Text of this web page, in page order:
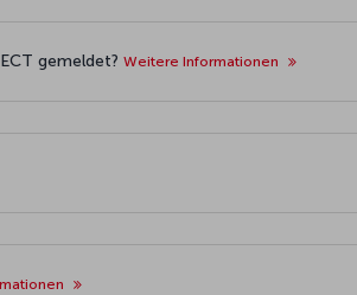
gemeldet? Weitere Informationen